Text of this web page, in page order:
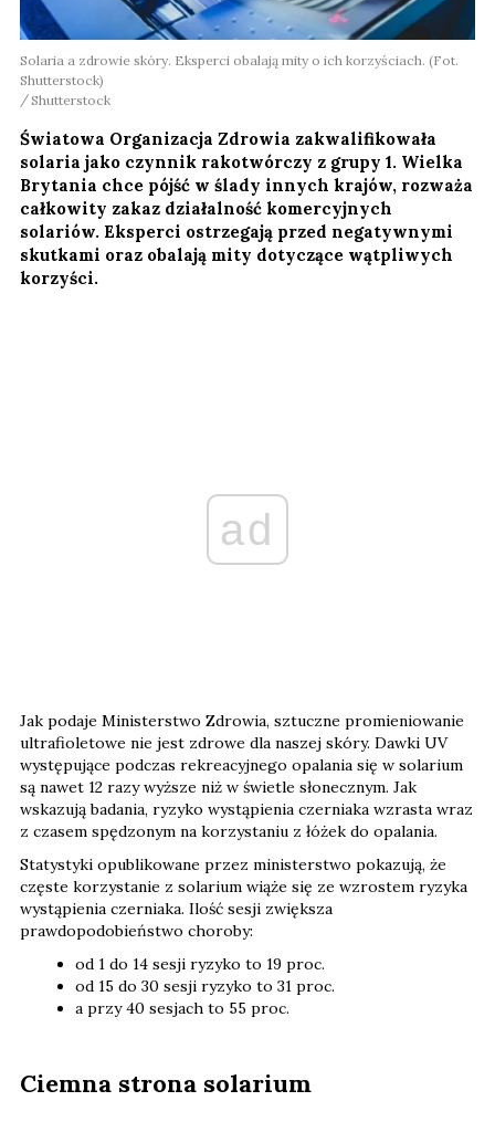
Solaria a zdrowie skóry. Eksperci obalają mity o ich korzyściach. (Fot.
Shutterstock)
Shutterstock
Światowa Organizacja Zdrowia zakwalifikowała
solaria jako czynnik rakotwórczy z grupy 1. Wielka
Brytania chce pójść w ślady innych krajów, rozważa
całkowity zakaz działalność komercyjnych
solariów. Eksperci ostrzegają przed negatywnymi
skutkami oraz obalają mity dotyczące wątpliwych
korzyści.
ad
Jak podaje Ministerstwo Zdrowia, sztuczne promieniowanie
ultrafioletowe nie jest zdrowe dla naszej skóry. Dawki UV
występujące podczas rekreacyjnego opalania się w solarium
są nawet 12 razy wyższe niż w świetle słonecznym. Jak
wskazują badania, ryzyko wystąpienia czerniaka wzrasta wraz
z czasem spędzonym na korzystaniu z łóżek do opalania.
Statystyki opublikowane przez ministerstwo pokazują, że
częste korzystanie z solarium wiąże się ze wzrostem ryzyka
wystąpienia czerniaka. Ilość sesji zwiększa
prawdopodobieństwo choroby:
od 1 do 14 sesji ryzyko to 19 proc.
od 15 do 30 sesji ryzyko to 31 proc.
a przy 40 sesjach to 55 proc.
Ciemna strona solarium